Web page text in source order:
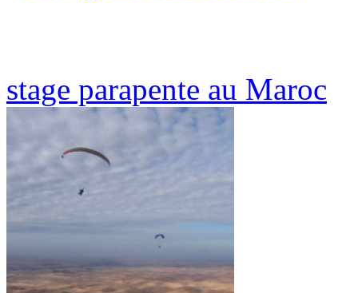
stage parapente au Maroc